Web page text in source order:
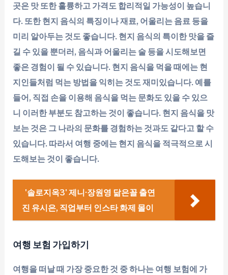
곳은 맛 또한 훌륭하고 가격도 합리적일 가능성이 높습니
다. 또한 현지 음식의 특징이나 재료, 어울리는 음료 등을
미리 알아두는 것도 좋습니다. 현지 음식의 특이한 맛을 즐
길 수 있을 뿐더러, 음식과 어울리는 술 등을 시도해보면
좋은 경험이 될 수 있습니다. 현지 음식을 먹을 때에는 현
지인들처럼 먹는 방법을 익히는 것도 재미있습니다. 예를
들어, 직접 손을 이용해 음식을 먹는 문화도 있을 수 있으
니 이러한 부분도 참고하는 것이 좋습니다. 현지 음식을 맛
보는 것은 그 나라의 문화를 경험하는 것과도 같다고 할 수
있습니다. 따라서 여행 중에는 현지 음식을 적극적으로 시
도해보는 것이 좋습니다.
'솔로지옥3' 제니·장원영 닮은꼴 출연
진 유시은, 직업부터 인스타 화제 몰이
여행 보험 가입하기
여행을 떠날 때 가장 중요한 것 중 하나는 여행 보험에 가